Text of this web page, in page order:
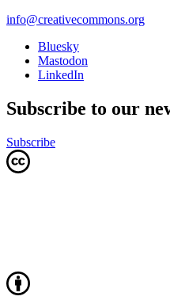
info@creativecommons.org
Bluesky
Mastodon
LinkedIn
Subscribe to our
Subscribe